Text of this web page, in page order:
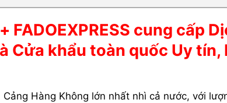
FADOEXPRESS cung cấp
Cửa khẩu toàn quốc Uy
Cảng Hàng Không lớn nhất nhì cả nước, với